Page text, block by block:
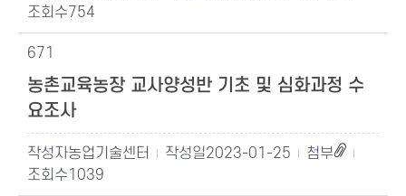
754
671
농촌교육농장 교사양성반 기초 및 심화과정 수
요조사
농업기술센터
2023-01-25
1039